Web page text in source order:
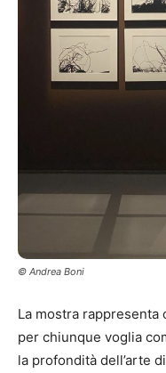
© Andrea Boni
La mostra
per chiunque voglia
la profondità dell’arte